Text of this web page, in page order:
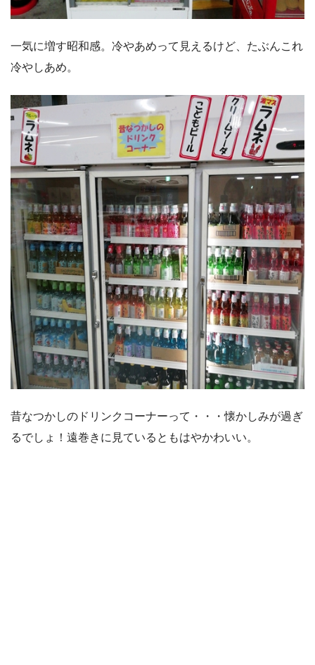
一気に増す昭和感。冷やあめって見えるけど、たぶんこれ
冷やしあめ。
昔なつかしのドリンクコーナーって・・・懐かしみが過ぎ
るでしょ！遠巻きに見ているともはやかわいい。